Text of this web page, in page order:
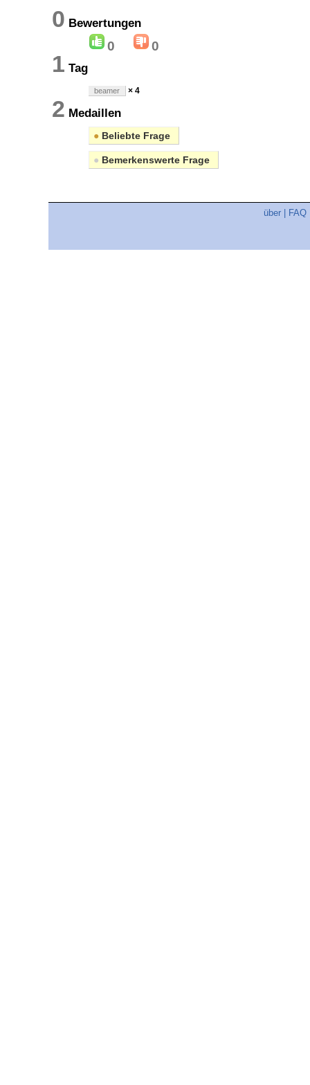
0 Bewertungen
0 0
1 Tag
beamer × 4
2 Medaillen
● Beliebte Frage
● Bemerkenswerte Frage
über FAQ